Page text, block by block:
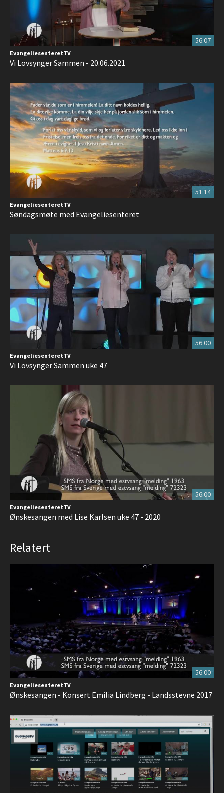
56:07
EvangeliesenteretTV
Vi Lovsynger Sammen - 20.06.2021
51:14
EvangeliesenteretTV
Søndagsmøte med Evangeliesenteret
56:00
EvangeliesenteretTV
Vi Lovsynger Sammen uke 47
56:00
EvangeliesenteretTV
Ønskesangen med Lise Karlsen uke 47 - 2020
Relatert
56:00
EvangeliesenteretTV
Ønskesangen - Konsert Emilia Lindberg - Landsstevne 2017